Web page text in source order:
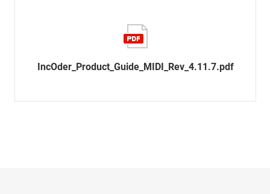
IncOder_Product_Guide_MIDI_Rev_4.11.7.pdf